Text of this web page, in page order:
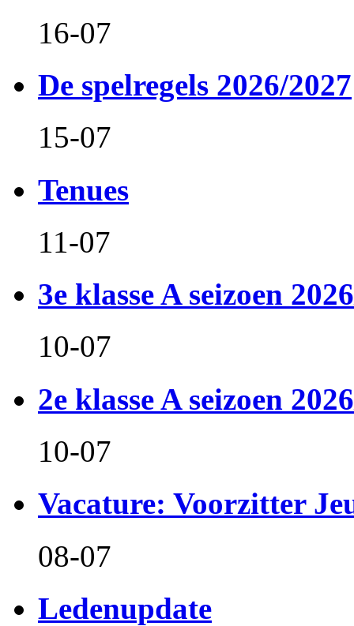
16-07
De spelregels 2026/2027
15-07
Tenues
11-07
3e klasse A seizoen
10-07
2e klasse A seizoen
10-07
Vacature: Voorzitter
08-07
Ledenupdate